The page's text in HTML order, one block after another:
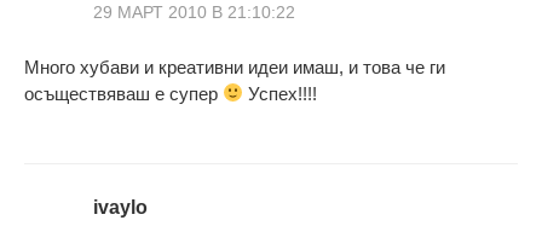
29 МАРТ 2010 В 21:10:22
Много хубави и креативни идеи имаш, и това че ги
осъществяваш е супер
Успех!!!!
ivaylo